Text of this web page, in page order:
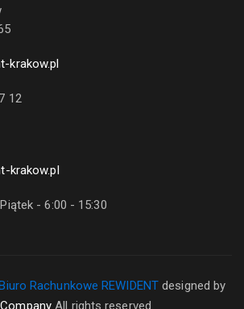
krakow.pl
12
krakow.pl
- 6:00 - 15:30
Rachunkowe REWIDENT designed by
All rights reserved.